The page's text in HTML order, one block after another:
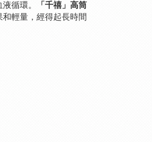
循環。
「千禧」高筒
和輕量，經得起長時間